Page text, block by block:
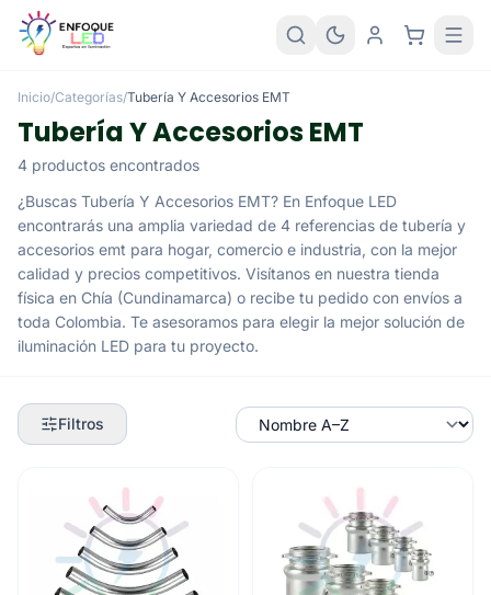
Inicio/Categorías/Tubería Y Accesorios EMT
Tubería Y Accesorios EMT
4 productos encontrados
¿Buscas Tubería Y Accesorios EMT? En Enfoque LED
encontrarás una amplia variedad de 4 referencias de tubería y
accesorios emt para hogar, comercio e industria, con la mejor
calidad y precios competitivos. Visítanos en nuestra tienda
física en Chía (Cundinamarca) o recibe tu pedido con envíos a
toda Colombia. Te asesoramos para elegir la mejor solución de
iluminación LED para tu proyecto.
Filtros